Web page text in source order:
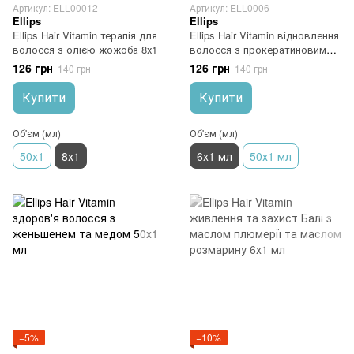
Артикул: ELL00012
Ellips
Ellips Hair Vitamin терапія для
волосся з олією жожоба 8х1
126 грн 140 грн
Купити
Об'єм (мл)
50х1 8х1
Артикул: ELL0006
Ellips
Ellips Hair Vitamin відновлення
волосся з прокератиновим
комплексом 6х1 мл
126 грн 140 грн
Купити
Об'єм (мл)
6x1 мл 50х1 мл
−5% −10%